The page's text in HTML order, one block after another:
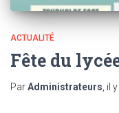
ACTUALITÉ
Fête du
ParAdministrateurs , il